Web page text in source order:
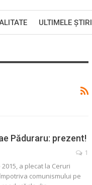
ULTIMELE ŞTIRI
Păduraru: prezent!
1
a plecat la Ceruri
comunismului pe